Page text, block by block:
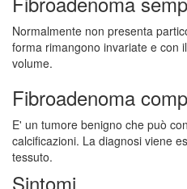
Normalmente non presenta
forma rimangono invariate e con
volume.
Fibroadenoma
E' un tumore benigno che può
calcificazioni. La diagnosi viene
tessuto.
Sintomi